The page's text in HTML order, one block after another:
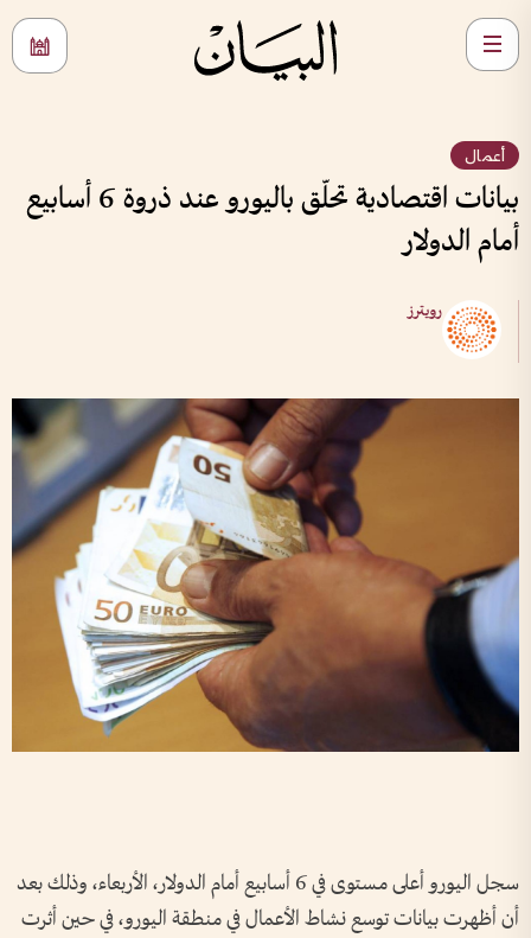
أعمال
بيانات اقتصادية تحلّق باليورو عند ذروة 6 أسابيع
أمام الدولار
رويترز
سجل اليورو أعلى مستوى في 6 أسابيع أمام الدولار، الأربعاء، وذلك بعد
أن أظهرت بيانات توسع نشاط الأعمال في منطقة اليورو، في حين أثرت